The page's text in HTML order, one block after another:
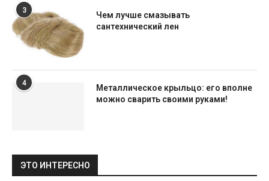
3
Чем лучше смазывать
сантехнический лен
4
Металлическое крыльцо: его вполне
можно сварить своими руками!
ЭТО ИНТЕРЕСНО